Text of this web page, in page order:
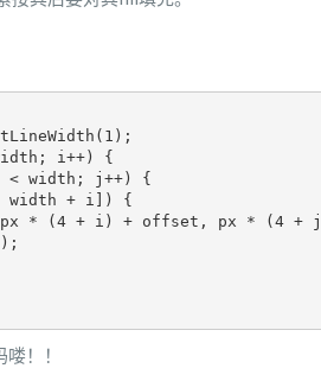
; i ++)
{
< width ; j ++)
{
width + i ])
{
px * (4 + i ) + offset , px * (4 + j
！！